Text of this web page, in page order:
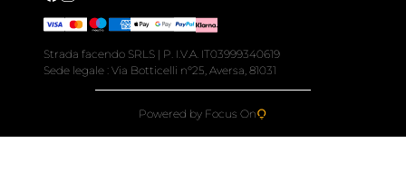
Strada facendo SRLS | P. I.V.A. IT03999340619
Sede legale : Via Botticelli n°25, Aversa, 81031
Powered by Focus On